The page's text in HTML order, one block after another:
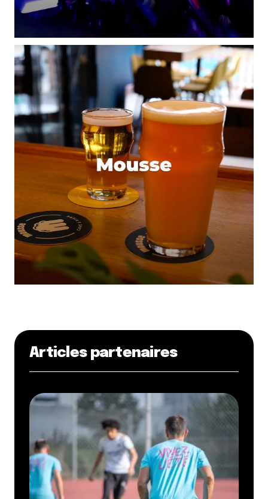
Enregistrer mon nom, mon e-mail et mon site dans le
navigateur pour mon prochain commentaire.
Et bim !
Articles partenaires